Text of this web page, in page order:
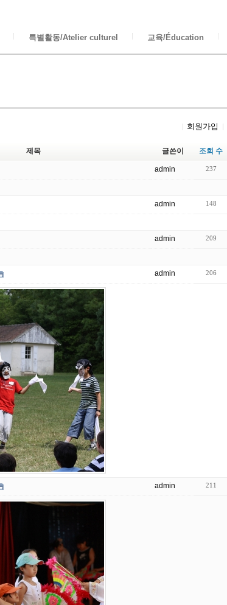
특별활동/Atelier culturel 교육/Éducation
회원가입
제목 글쓴이 조회 수
admin 237
admin 148
admin 209
admin 206
admin 211